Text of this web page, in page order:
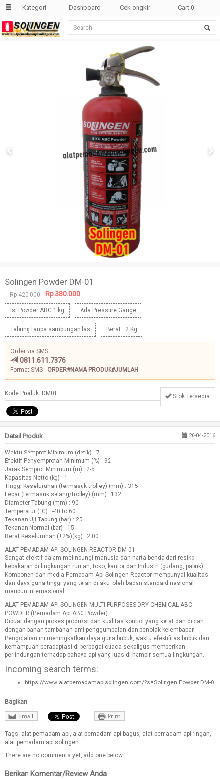
Kategori Dashboard Cek ongkir Cart 0
Solingen Powder DM-01
Rp 420.000 Rp 380.000
Isi Powder ABC 1 kg Ada Pressure Gauge
Tabung tanpa sambungan las Berat : 2 Kg
Order via SMS
0811.611.7876
Format SMS : ORDER#NAMA PRODUK#JUMLAH
Kode Produk: DM01 Stok Tersedia
Detail Produk 20-04-2016
Waktu Semprot Minimum (detik) : 7
Efektif Penyemprotan Minimum (%) : 92
Jarak Semprot Minimum (m) : 2-5
Kapasitas Netto (kg) : 1
Tinggi Keseluruhan (termasuk trolley) (mm) : 315
Lebar (termasuk selang/trolley) (mm) : 132
Diameter Tabung (mm) : 90
Temperatur (°C) : -40 to 60
Tekanan Uji Tabung (bar) : 25
Tekanan Normal (bar) : 15
Berat Keseluruhan (±2%)(kg) : 2.00
ALAT PEMADAM API SOLINGEN REACTOR DM-01
Sangat efektif dalam melindungi manusia dan harta benda dari resiko
kebakaran di lingkungan rumah, toko, kantor dan Industri (gudang, pabrik).
Komponen dan media Pemadam Api Solingen Reactor mempunyai kualitas
dan daya guna tinggi yang telah di akui oleh badan standard nasional
maupun internasional.
ALAT PEMADAM API SOLINGEN MULTI PURPOSES DRY CHEMICAL ABC
POWDER (Pemadam Api ABC Powder)
Dibuat dengan proses produksi dan kualitas kontrol yang ketat dan diolah
dengan bahan tambahan anti-penggumpalan dan penolak-kelembapan
Pengolahan ini meningkatkan daya guna bubuk, waktu efektifitas bubuk dan
kemampuan beradaptasi di berbagai cuaca sekaligus memberikan
perlindungan terhadap bahaya api yang luas di hampir semua lingkungan.
Incoming search terms:
https://www alatpemadamapisolingen com/?s=Solingen Powder DM-0
Bagikan
Email Print
Tags: alat pemadam api, alat pemadam api bagus, alat pemadam api ringan,
alat pemadam api solingen
There are no comments yet, add one below.
Berikan Komentar/Review Anda